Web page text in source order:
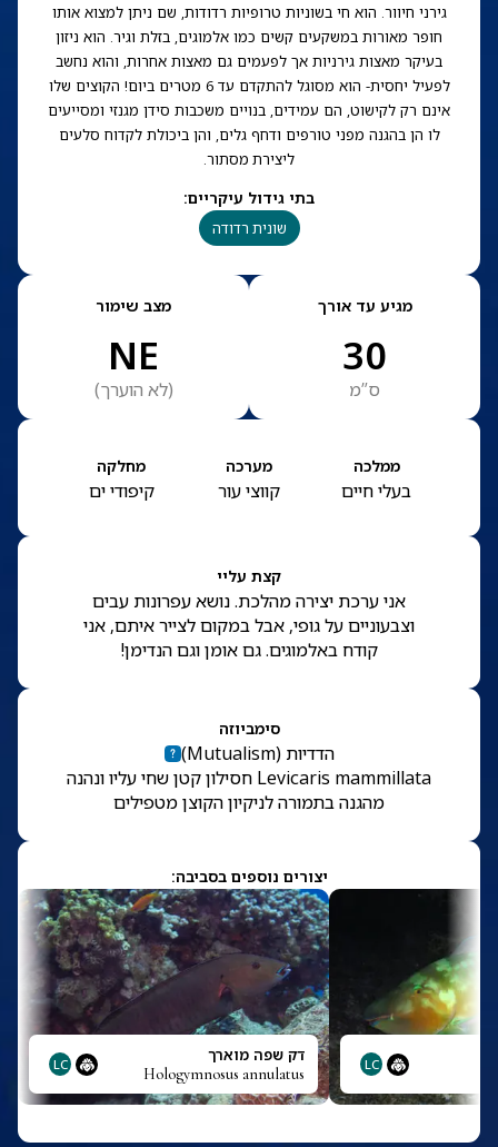
גירני חיוור. הוא חי בשוניות טרופיות רדודות, שם ניתן למצוא אותו
חופר מאורות במשקעים קשים כמו אלמוגים, בזלת וגיר. הוא ניזון
בעיקר מאצות גירניות אך לפעמים גם מאצות אחרות, והוא נחשב
לפעיל יחסית- הוא מסוגל להתקדם עד 6 מטרים ביום! הקוצים שלו
אינם רק לקישוט, הם עמידים, בנויים משכבות סידן מגנזי ומסייעים
לו הן בהגנה מפני טורפים ודחף גלים, והן ביכולת לקדוח סלעים
ליצירת מסתור.
בתי גידול עיקריים:
שונית רדודה
מגיע עד אורך
30
ס”מ
מצב שימור
NE
(לא הוערך)
ממלכה
בעלי חיים
מערכה
קווצי עור
מחלקה
קיפודי ים
קצת עליי
אני ערכת יצירה מהלכת. נושא עפרונות עבים
וצבעוניים על גופי, אבל במקום לצייר איתם, אני
קודח באלמוגים. גם אומן וגם הנדימן!
סימביוזה
הדדיות (
Mutualism
)
Levicaris mammillata חסילון קטן שחי עליו ונהנה
מהגנה בתמורה לניקיון הקוצן מטפילים
יצורים נוספים בסביבה:
LC דק שפה מוארך
Hologymnosus annulatus
LC